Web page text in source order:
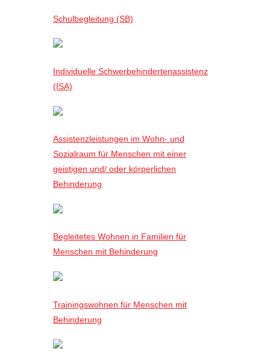
Schulbegleitung (SB)
Individuelle Schwerbehindertenassistenz
(ISA)
Assistenzleistungen im Wohn- und
Sozialraum für Menschen mit einer
geistigen und/ oder körperlichen
Behinderung
Begleitetes Wohnen in Familien für
Menschen mit Behinderung
Trainingswohnen für Menschen mit
Behinderung